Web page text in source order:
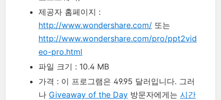
제공자 홈페이지 :
http://www.wondershare.com/ 또는
http://www.wondershare.com/pro/ppt2vid
eo-pro.html
파일 크기 : 10.4 MB
가격 : 이 프로그램은 49.95 달러입니다. 그러
나 Giveaway of the Day 방문자에게는 시간